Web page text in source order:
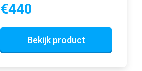
€440
Bekijk product